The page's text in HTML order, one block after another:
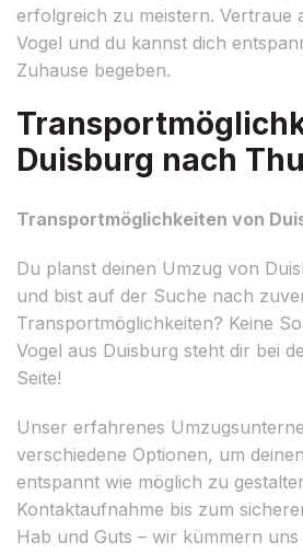
erfolgreich zu meistern. Vertraue
Vogel und du kannst dich
Zuhause begeben.
Duisburg nach
Transportmöglichkeiten von
Du planst deinen Umzug von
und bist auf der Suche nach
Transportmöglichkeiten? Keine
Vogel aus Duisburg steht dir bei
Seite!
Unser erfahrenes
verschiedene Optionen, um
entspannt wie möglich zu
Kontaktaufnahme bis zum
Hab und Guts – wir kümmern uns